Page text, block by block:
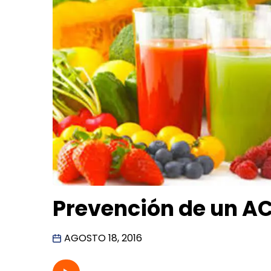
Prevención de un
AGOSTO 18, 2016